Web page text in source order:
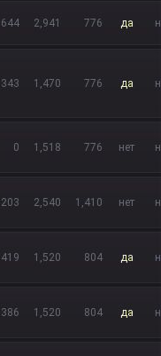
644 2,941 776 да
343 1,470 776 да
0 1,518 776 нет
203 2,540 1,410 нет
419 1,520 804 да
386 1,520 804 да